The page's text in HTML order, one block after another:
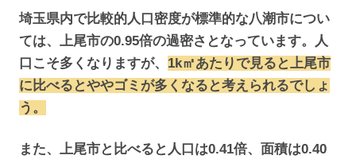
埼玉県内で比較的人口密度が標準的な八潮市につい
ては、上尾市の0.95倍の過密さとなっています。人
口こそ多くなりますが、 1k㎡あたりで見ると上尾市
に比べるとややゴミが多く なると考えられるでしょ
う。
また、上尾市と比べると人口は0.41倍、面積は0.40